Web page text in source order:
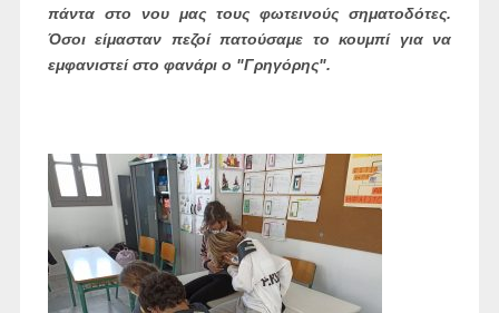
πάντα στο νου μας τους φωτεινούς σηματοδότες.
Όσοι είμασταν πεζοί πατούσαμε το κουμπί για να
εμφανιστεί στο φανάρι ο "Γρηγόρης".